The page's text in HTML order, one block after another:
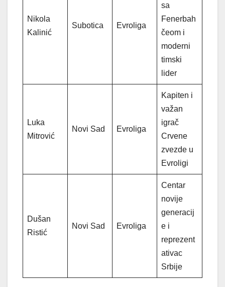
Nikola
Kalinić
Subotica Evroliga
sa
Fenerbah
čeom i
moderni
timski
lider
Luka
Mitrović
Novi Sad Evroliga
Kapiten i
važan
igrač
Crvene
zvezde u
Evroligi
Dušan
Ristić
Novi Sad Evroliga
Centar
novije
generacij
e i
reprezent
ativac
Srbije